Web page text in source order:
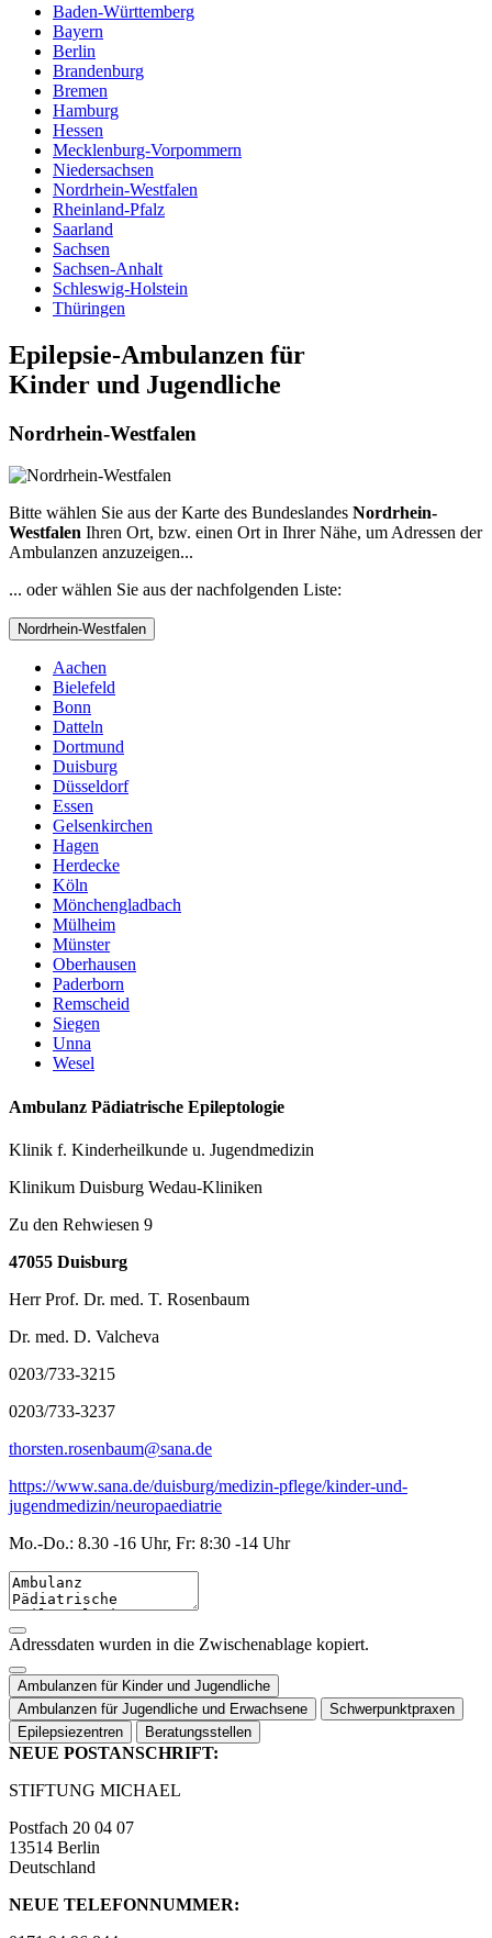
Baden-Württemberg
Bayern
Berlin
Brandenburg
Bremen
Hamburg
Hessen
Mecklenburg-Vorpommern
Niedersachsen
Nordrhein-Westfalen
Rheinland-Pfalz
Saarland
Sachsen
Sachsen-Anhalt
Schleswig-Holstein
Thüringen
Epilepsie-Ambulanzen für
Kinder und Jugendliche
Nordrhein-Westfalen
Bitte wählen Sie aus der Karte des Bundeslandes Nordrhein-
Westfalen Ihren Ort, bzw. einen Ort in Ihrer Nähe, um Adressen der
Ambulanzen anzuzeigen...
... oder wählen Sie aus der nachfolgenden Liste:
Nordrhein-Westfalen
Aachen
Bielefeld
Bonn
Datteln
Dortmund
Duisburg
Düsseldorf
Essen
Gelsenkirchen
Hagen
Herdecke
Köln
Mönchengladbach
Mülheim
Münster
Oberhausen
Paderborn
Remscheid
Siegen
Unna
Wesel
Ambulanz Pädiatrische Epileptologie
Klinik f. Kinderheilkunde u. Jugendmedizin
Klinikum Duisburg Wedau-Kliniken
Zu den Rehwiesen 9
47055 Duisburg
Herr Prof. Dr. med. T. Rosenbaum
Dr. med. D. Valcheva
0203/733-3215
0203/733-3237
thorsten.rosenbaum@sana.de
https://www.sana.de/duisburg/medizin-pflege/kinder-und-
jugendmedizin/neuropaediatrie
Mo.-Do.: 8.30 -16 Uhr, Fr: 8:30 -14 Uhr
Adressdaten wurden in die Zwischenablage kopiert.
Ambulanzen für Kinder und Jugendliche
Ambulanzen für Jugendliche und Erwachsene
Schwerpunktpraxen
Epilepsiezentren
Beratungsstellen
NEUE POSTANSCHRIFT:
STIFTUNG MICHAEL
Postfach 20 04 07
13514 Berlin
Deutschland
NEUE TELEFONNUMMER: